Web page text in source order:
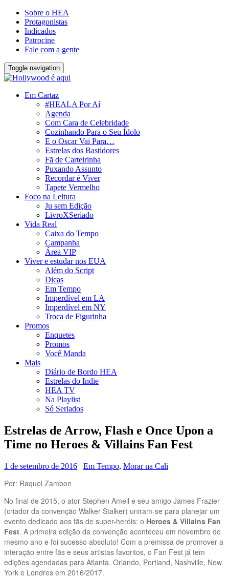
Sobre o HEA
Protagonistas
Indicados
Patrocine
Fale com a gente
Toggle navigation
Em Cartaz
#HEALA Por Aí
Agenda
Com Cara de Celebridade
Cozinhando Para o Seu Ídolo
E o Oscar Vai Para…
Estrelas dos Bastidores
Fã de Carteirinha
Puxando Assunto
Recordar é Viver
Tapete Vermelho
Foco na Leitura
Ju sem Edição
LivroXSeriado
Vida Real
Caixa do Tempo
Campanha
Área VIP
Viver e estudar nos EUA
Além do Script
Dicas
Em Tempo
Imperdível em LA
Imperdível em NY
Troca de Figurinha
Promos
Enquetes
Promos
Você Manda
Mais
Diário de Bordo HEA
Estrelas do Indie
HEA TV
Na Playlist
Só Seriados
Estrelas de Arrow, Flash e Once Upon a
Time no Heroes & Villains Fan Fest
1 de setembro de 2016 Em Tempo, Morar na Cali
Por: Raquel Zambon
No final de 2015, o ator Stephen Amell e seu amigo James Frazier
(criador da convenção Walker Stalker) uniram-se para planejar um
evento dedicado aos fãs de super-heróis: o Heroes & Villains Fan
Fest. A primeira edição da convenção aconteceu em novembro do
mesmo ano e foi sucesso absoluto! Com a premissa de promover a
interação entre fãs e seus artistas favoritos, o Fan Fest já tem
edições agendadas para Atlanta, Orlando, Portland, Nashville, New
York e Londres em 2016/2017.